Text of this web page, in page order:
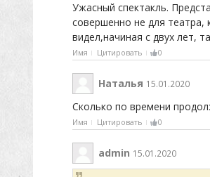
Ужасный спектакль.
совершенно не для театра,
видел,начиная с двух лет,
Имя Цитировать 0
Наталья 15.01.2020
Сколько по времени
Имя Цитировать 0
admin 15.01.2020